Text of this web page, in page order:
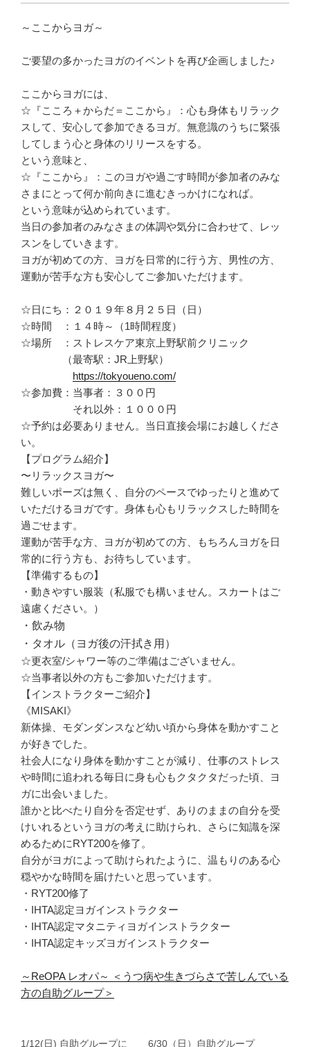
～ここからヨガ～
ご要望の多かったヨガのイベントを再び企画しました♪
ここからヨガには、
☆『こころ＋からだ＝ここから』：心も身体もリラック
スして、 安心して参加できるヨガ。 無意識のうちに緊張
してしまう心と身体のリリースをする。
という意味と、
☆『ここから』： このヨガや過ごす時間が参加者のみな
さまにとって何か前向きに進むきっかけになれば。
という意味が込められています。
当日の参加者のみなさまの体調や気分に合わせて、
レッ
スンをしていきます。
ヨガが初めての方、ヨガを日常的に行う方、男性の方、
運動が苦手な方も安心してご参加いただけます。
☆日にち：２０１９年８月２５日（日）
☆時間 ：１４時～（1時間程度）
☆場所 ：ストレスケア東京上野駅前クリニック
（最寄駅：JR上野駅）
https://tokyoueno.com/
☆参加費：当事者：３００円
それ以外：１０００円
☆予約は必要ありません。当日直接会場にお越しくださ
い。
【プログラム紹介】
〜リラックスヨガ〜
難しいポーズは無く、自分のペースでゆったりと進めて
いただけるヨガです。身体も心もリラックスした時間を
過ごせます。
運動が苦手な方、ヨガが初めての方、もちろんヨガを日
常的に行う方も、お待ちしています。
【準備するもの】
・動きやすい服装（私服でも構いません。スカートはご
遠慮ください。）
・飲み物
・タオル（ヨガ後の汗拭き用）
☆更衣室/シャワー等のご準備はございません。
☆当事者以外の方もご参加いただけます。
【インストラクターご紹介】
《MISAKI》
新体操、 モダンダンスなど幼い頃から身体を動かすこと
が好きでした。
社会人になり身体を動かすことが減り、 仕事のストレス
や時間に追われる毎日に身も心もクタクタだった頃 、ヨ
ガに出会いました。
誰かと比べたり自分を否定せず、 ありのままの自分を受
けいれるというヨガの考えに助けられ、
さらに知識を深
めるためにRYT200を修了。
自分がヨガによって助けられたように、 温もりのある心
穏やかな時間を届けたいと思っています。
・RYT200修了
・IHTA認定ヨガインストラクター
・IHTA認定マタニティヨガインストラクター
・IHTA認定キッズヨガインストラクター
～ ReOPA レオパ～ ＜うつ病や生きづらさで苦しんでいる
方の自助グループ＞
1/12(日) 自助グループに 6/30（日）自助グループ